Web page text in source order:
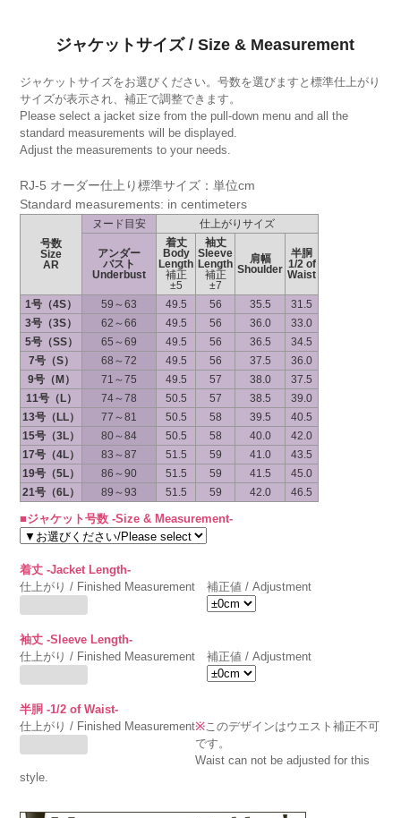
ジャケットサイズ / Size & Measurement
ジャケットサイズをお選びください。号数を選びますと標準仕上がり
サイズが表示され、補正で調整できます。
Please select a jacket size from the pull-down menu and all the
standard measurements will be displayed.
Adjust the measurements to your needs.
RJ-5 オーダー仕上り標準サイズ：単位cm
Standard measurements: in centimeters
号数
Size
AR
ヌード目安 仕上がりサイズ
アンダー
バスト
Underbust
着丈
Body
Length
補正
±5
袖丈
Sleeve
Length
補正
±7
肩幅
Shoulder
半胴
1/2 of
Waist
1号（4S） 59～63 49.5 56 35.5
31.5
3号（3S）
62～66 49.5 56 36.0
33.0
5号（SS）
65～69 49.5 56 36.5
34.5
7号（S）
68～72 49.5 56 37.5
36.0
9号（M）
71～75 49.5 57 38.0
37.5
11号（L）
74～78 50.5 57 38.5
39.0
13号（LL）
77～81 50.5 58 39.5
40.5
15号（3L）
80～84 50.5 58 40.0
42.0
17号（4L）
83～87 51.5 59 41.0
43.5
19号（5L）
86～90 51.5 59 41.5
45.0
21号（6L）
89～93 51.5 59 42.0 46.5
■ジャケット号数 -Size & Measurement-
着丈 -Jacket Length-
仕上がり / Finished Measurement
補正値 / Adjustment
袖丈 -Sleeve Length-
仕上がり / Finished Measurement
補正値 / Adjustment
半胴 -1/2 of Waist-
仕上がり / Finished Measurement※このデザインはウエスト補正不可
です。
Waist can not be adjusted for this
style.